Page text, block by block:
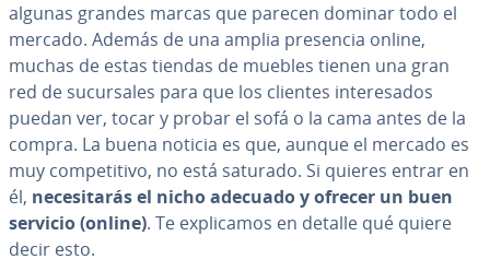
algunas grandes marcas que parecen dominar todo el
mercado. Además de una amplia presencia online,
muchas de estas tiendas de muebles tienen una gran
red de su­cu­r­sa­les para que los clientes in­te­re­sa­dos
puedan ver, tocar y probar el sofá o la cama antes de la
compra. La buena noticia es que, aunque el mercado es
muy co­m­pe­ti­ti­vo, no está saturado. Si quieres entrar en
él, ne­ce­si­ta­rás el nicho adecuado y ofrecer un buen
servicio (online). Te ex­pli­ca­mos en detalle qué quiere
decir esto.